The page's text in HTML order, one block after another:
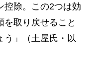
控除。この2つは効
取り戻せること
う」（土屋氏・以